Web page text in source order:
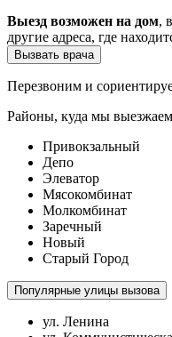
Выезд возможен на дом,
другие адреса, где
Вызвать врача
Перезвоним и
Районы, куда мы выезжаем
Привокзальный
Депо
Элеватор
Мясокомбинат
Молкомбинат
Заречный
Новый
Старый Город
Популярные улицы вызова
ул. Ленина